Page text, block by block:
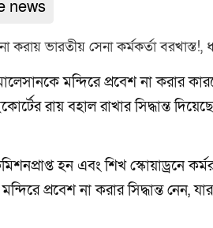
মন্দিরে প্রবেশ না করার
রায় বহাল রাখার সিদ্ধান্ত
হন এবং শিখ স্কোয়াড্রনে
মন্দিরে প্রবেশ না করার সিদ্ধান্ত